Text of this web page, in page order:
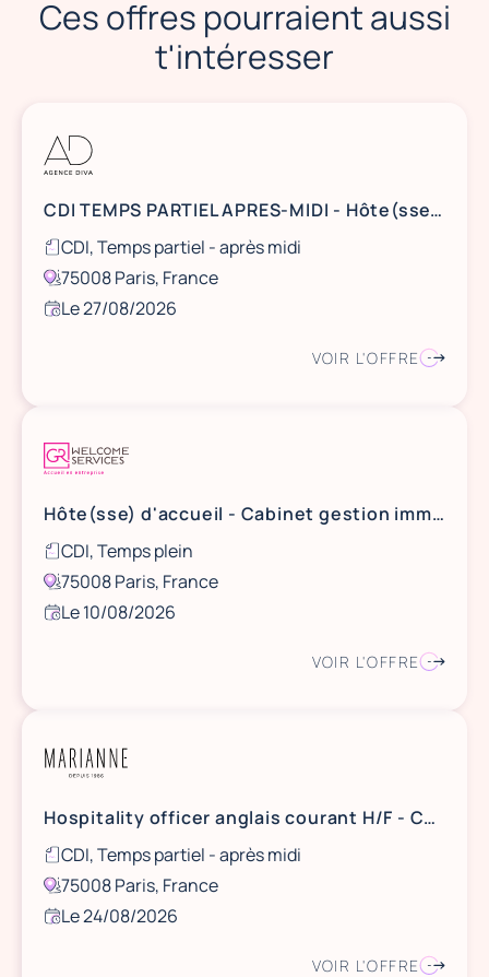
Ces offres pourraient aussi
t'intéresser
CDI TEMPS PARTIEL APRES-MIDI - Hôte(sse) d'accueil dans un cabinet d'avocats - 75008 Paris
CDI, Temps partiel - après midi
75008 Paris, France
Le 27/08/2026
VOIR L'OFFRE
Hôte(sse) d'accueil - Cabinet gestion immobilière 8ème (H/F)
CDI, Temps plein
75008 Paris, France
Le 10/08/2026
VOIR L'OFFRE
Hospitality officer anglais courant H/F - CDI tps partiel 25h PM - 75008
CDI, Temps partiel - après midi
75008 Paris, France
Le 24/08/2026
VOIR L'OFFRE